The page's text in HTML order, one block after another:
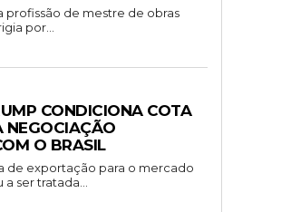
profissão de mestre de obras
por...
CONDICIONA COTA
NEGOCIAÇÃO
O BRASIL
de exportação para o mercado
ser tratada...